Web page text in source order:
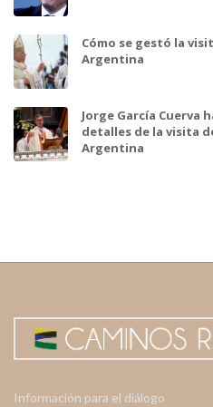
Cómo se gestó la
Argentina
Jorge García Cuerva
detalles de la visita
Argentina
Información para el diálogo